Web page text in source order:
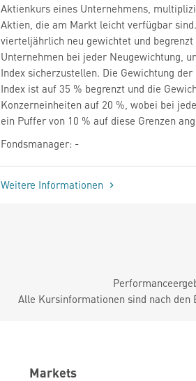
Aktienkurs eines Unternehmens,
Aktien, die am Markt leicht verfügbar
vierteljährlich neu gewichtet und
Unternehmen bei jeder Neugewichtung,
Index sicherzustellen. Die Gewichtung
Index ist auf 35 % begrenzt und die
Konzerneinheiten auf 20 %, wobei bei
ein Puffer von 10 % auf diese Grenzen
Fondsmanager: -
Weitere Informationen
Alle Kursinformationen sind nach den
Markets